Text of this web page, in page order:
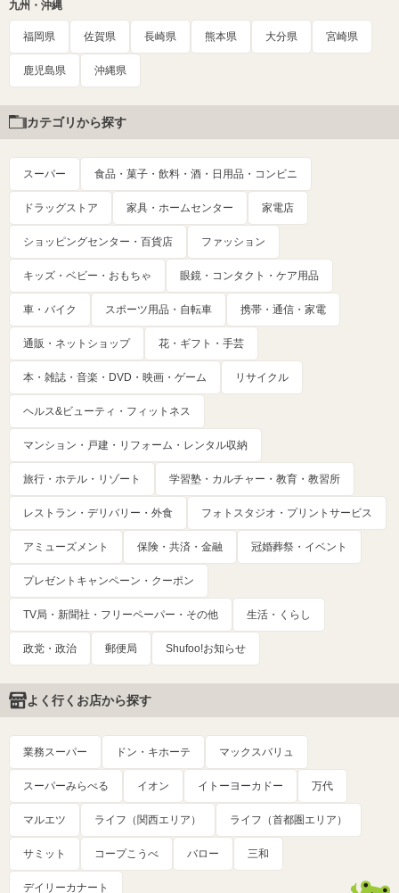
九州・沖縄
福岡県 佐賀県 長崎県 熊本県 大分県 宮崎県
鹿児島県 沖縄県
カテゴリから探す
スーパー 食品・菓子・飲料・酒・日用品・コンビニ
ドラッグストア 家具・ホームセンター 家電店
ショッピングセンター・百貨店 ファッション
キッズ・ベビー・おもちゃ 眼鏡・コンタクト・ケア用品
車・バイク スポーツ用品・自転車 携帯・通信・家電
通販・ネットショップ 花・ギフト・手芸
本・雑誌・音楽・DVD・映画・ゲーム リサイクル
ヘルス&ビューティ・フィットネス
マンション・戸建・リフォーム・レンタル収納
旅行・ホテル・リゾート 学習塾・カルチャー・教育・教習所
レストラン・デリバリー・外食 フォトスタジオ・プリントサービス
アミューズメント 保険・共済・金融 冠婚葬祭・イベント
プレゼントキャンペーン・クーポン
TV局・新聞社・フリーペーパー・その他 生活・くらし
政党・政治 郵便局 Shufoo!お知らせ
よく行くお店から探す
業務スーパー ドン・キホーテ マックスバリュ
スーパーみらべる イオン イトーヨーカドー 万代
マルエツ ライフ（関西エリア） ライフ（首都圏エリア）
サミット コープこうべ バロー 三和
デイリーカナート